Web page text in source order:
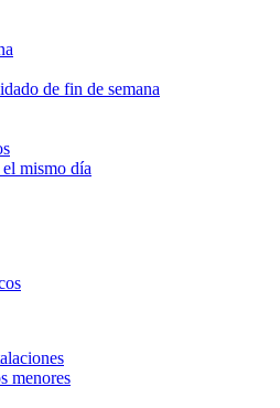
de fin de semana
mismo día
menores